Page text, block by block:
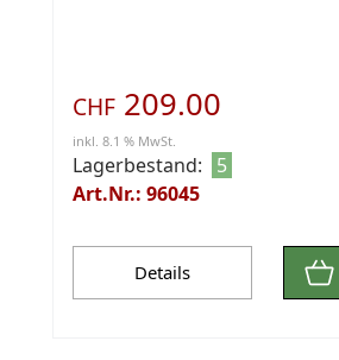
CHF 209.00
inkl. 8.1 % MwSt.
Lagerbestand:
5
Art.Nr.: 96045
Details